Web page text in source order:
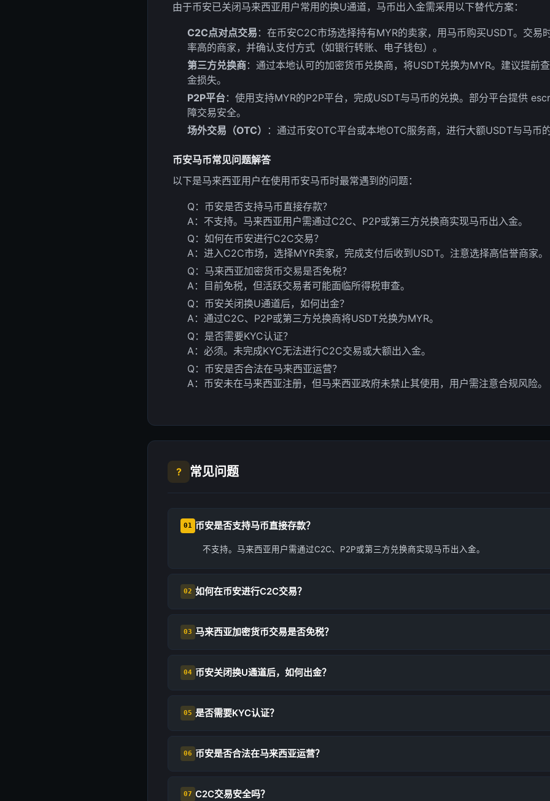
由于币安已关闭马来西亚用户常用的换U通道，马币出入金需采用以下替代方案：
C2C点对点交易 ：在币安C2C市场选择持有MYR的卖家，用马币购买USDT。交易
率高的商家，并确认支付方式（如银行转账、电子钱包）。
第三方兑换商：通过本地认可的加密货币兑换商，将USDT兑换为MYR。建议提前
金损失。
P2P平台：使用支持MYR的P2P平台，完成USDT与马币的兑换。部分平台提供
障交易安全。
场外交易（OTC）
：通过币安OTC平台或本地OTC服务商，进行大额USDT与马币的
币安马币常见问题解答
以下是马来西亚用户在使用币安马币时最常遇到的问题：
Q：币安是否支持马币直接存款？
A：不支持。马来西亚用户需通过C2C、P2P或第三方兑换商实现马币出入金。
Q：如何在币安进行C2C交易？
A：进入C2C市场，选择MYR卖家，完成支付后收到USDT。注意选择高信誉商家。
Q：马来西亚加密货币交易是否免税？
A：目前免税，但活跃交易者可能面临所得税审查。
Q：币安关闭换U通道后，如何出金？
A：通过C2C、P2P或第三方兑换商将USDT兑换为MYR。
Q：是否需要KYC认证？
A：必须。未完成KYC无法进行C2C交易或大额出入金。
Q：币安是否合法在马来西亚运营？
A：币安未在马来西亚注册，但马来西亚政府未禁止其使用，用户需注意合规风险。
? 常见问题
01 币安是否支持马币直接存款？
不支持。马来西亚用户需通过C2C、P2P或第三方兑换商实现马币出入金。
02 如何在币安进行C2C交易？
03 马来西亚加密货币交易是否免税？
04 币安关闭换U通道后，如何出金？
05 是否需要KYC认证？
06 币安是否合法在马来西亚运营？
07 C2C交易安全吗？